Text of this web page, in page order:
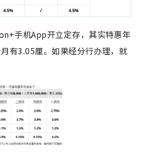
手机App开立定存，其实特惠年
有3.05厘。如果经分行办理，就